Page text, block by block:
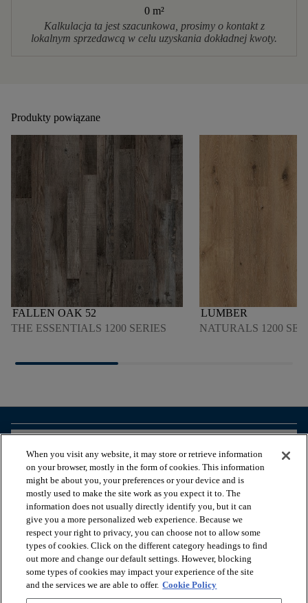
0 m²
Kalkulacja ta jest szacunkowa, prosimy o kontakt z
lokalnym sprzedawcą w celu uzyskania dokładnej kwoty.
Produkty powiązane
FALLEN OAK 52
THE ESSENTIALS 1200 SERIES
LUMBER
NATURALS 1200
PRZEGLĄDAJ ZASOBY
NASZE USŁUGI
O NAS
When you visit any website, it may store or retrieve information
on your browser, mostly in the form of cookies. This information
might be about you, your preferences or your device and is
mostly used to make the site work as you expect it to. The
information does not usually directly identify you, but it can
give you a more personalized web experience. Because we
respect your right to privacy, you can choose not to allow some
types of cookies. Click on the different category headings to find
out more and change our default settings. However, blocking
some types of cookies may impact your experience of the site
and the services we are able to offer. Cookie Policy